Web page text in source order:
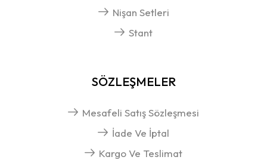
Nişan Setleri
Stant
SÖZLEŞMELER
Mesafeli Satış Sözleşmesi
İade Ve İptal
Kargo Ve Teslimat